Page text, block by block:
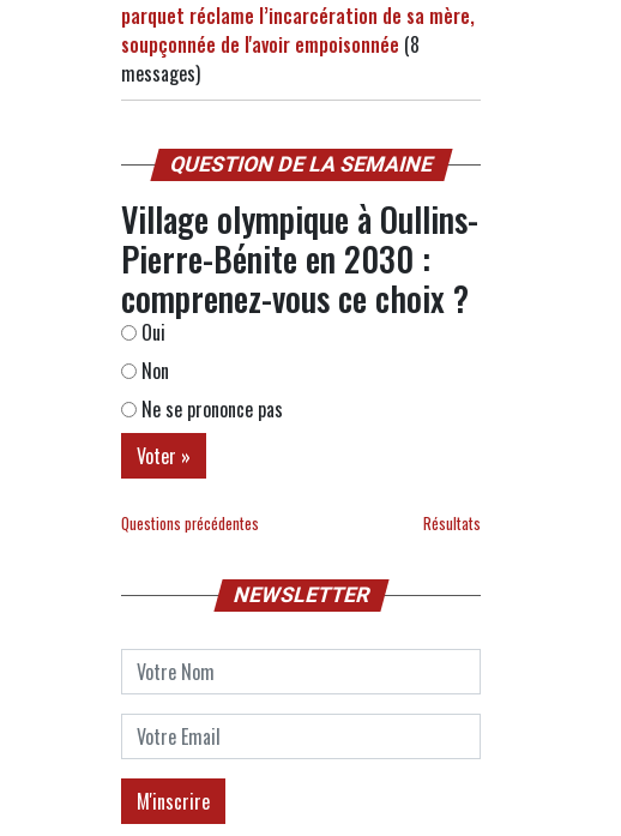
parquet réclame l’incarcération de sa mère,
soupçonnée de l'avoir empoisonnée (8
messages)
QUESTION DE LA SEMAINE
Village olympique à Oullins-
Pierre-Bénite en 2030 :
comprenez-vous ce choix ?
Oui
Non
Ne se prononce pas
Questions précédentes Résultats
NEWSLETTER